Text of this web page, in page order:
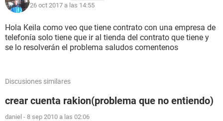
26 oct 2017 a las 14:55
Hola Keila como veo que tiene contrato con una empresa de
telefonía solo tiene que ir al tienda del contrato que tiene y
se lo resolverán el problema saludos comentenos
Discusiones similares
crear cuenta rakion(problema que no entiendo)
daniel - 8 sep 2010 a las 02:06